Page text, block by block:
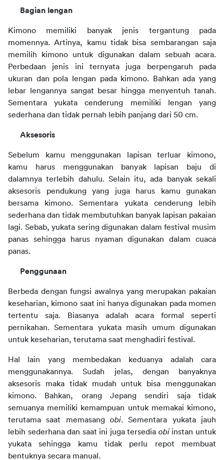
Bagian lengan
Kimono memiliki banyak jenis tergantung pada
momennya. Artinya, kamu tidak bisa sembarangan saja
memilih kimono untuk digunakan dalam sebuah acara.
Perbedaan jenis ini ternyata juga berpengaruh pada
ukuran dan pola lengan pada kimono. Bahkan ada yang
lebar lengannya sangat besar hingga menyentuh tanah.
Sementara yukata cenderung memiliki lengan yang
sederhana dan tidak pernah lebih panjang dari 50 cm.
Aksesoris
Sebelum kamu menggunakan lapisan terluar kimono,
kamu harus menggunakan banyak lapisan baju di
dalamnya terlebih dahulu. Selain itu, ada banyak sekali
aksesoris pendukung yang juga harus kamu gunakan
bersama kimono. Sementara yukata cenderung lebih
sederhana dan tidak membutuhkan banyak lapisan pakaian
lagi. Sebab, yukata sering digunakan dalam festival musim
panas sehingga harus nyaman digunakan dalam cuaca
panas.
Penggunaan
Berbeda dengan fungsi awalnya yang merupakan pakaian
keseharian, kimono saat ini hanya digunakan pada momen
tertentu saja. Biasanya adalah acara formal seperti
pernikahan. Sementara yukata masih umum digunakan
untuk keseharian, terutama saat menghadiri festival.
Hal lain yang membedakan keduanya adalah cara
menggunakannya. Sudah jelas, dengan banyaknya
aksesoris maka tidak mudah untuk bisa menggunakan
kimono. Bahkan, orang Jepang sendiri saja tidak
semuanya memiliki kemampuan untuk memakai kimono,
terutama saat memasang obi. Sementara yukata jauh
lebih sederhana dan saat ini juga tersedia obi instan untuk
yukata sehingga kamu tidak perlu repot membuat
bentuknya secara manual.